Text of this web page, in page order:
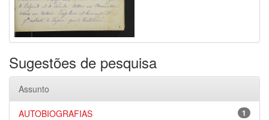
Sugestões de pesquisa
Assunto
1
AUTOBIOGRAFIAS